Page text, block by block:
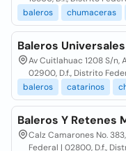
baleros
chumaceras
Baleros Universales
Av Cuitlahuac 1208 S/
02900, D.f., Distrito
baleros
catarinos
Baleros Y Retenes
Calz Camarones No.
Federal | 02800, D.f.,